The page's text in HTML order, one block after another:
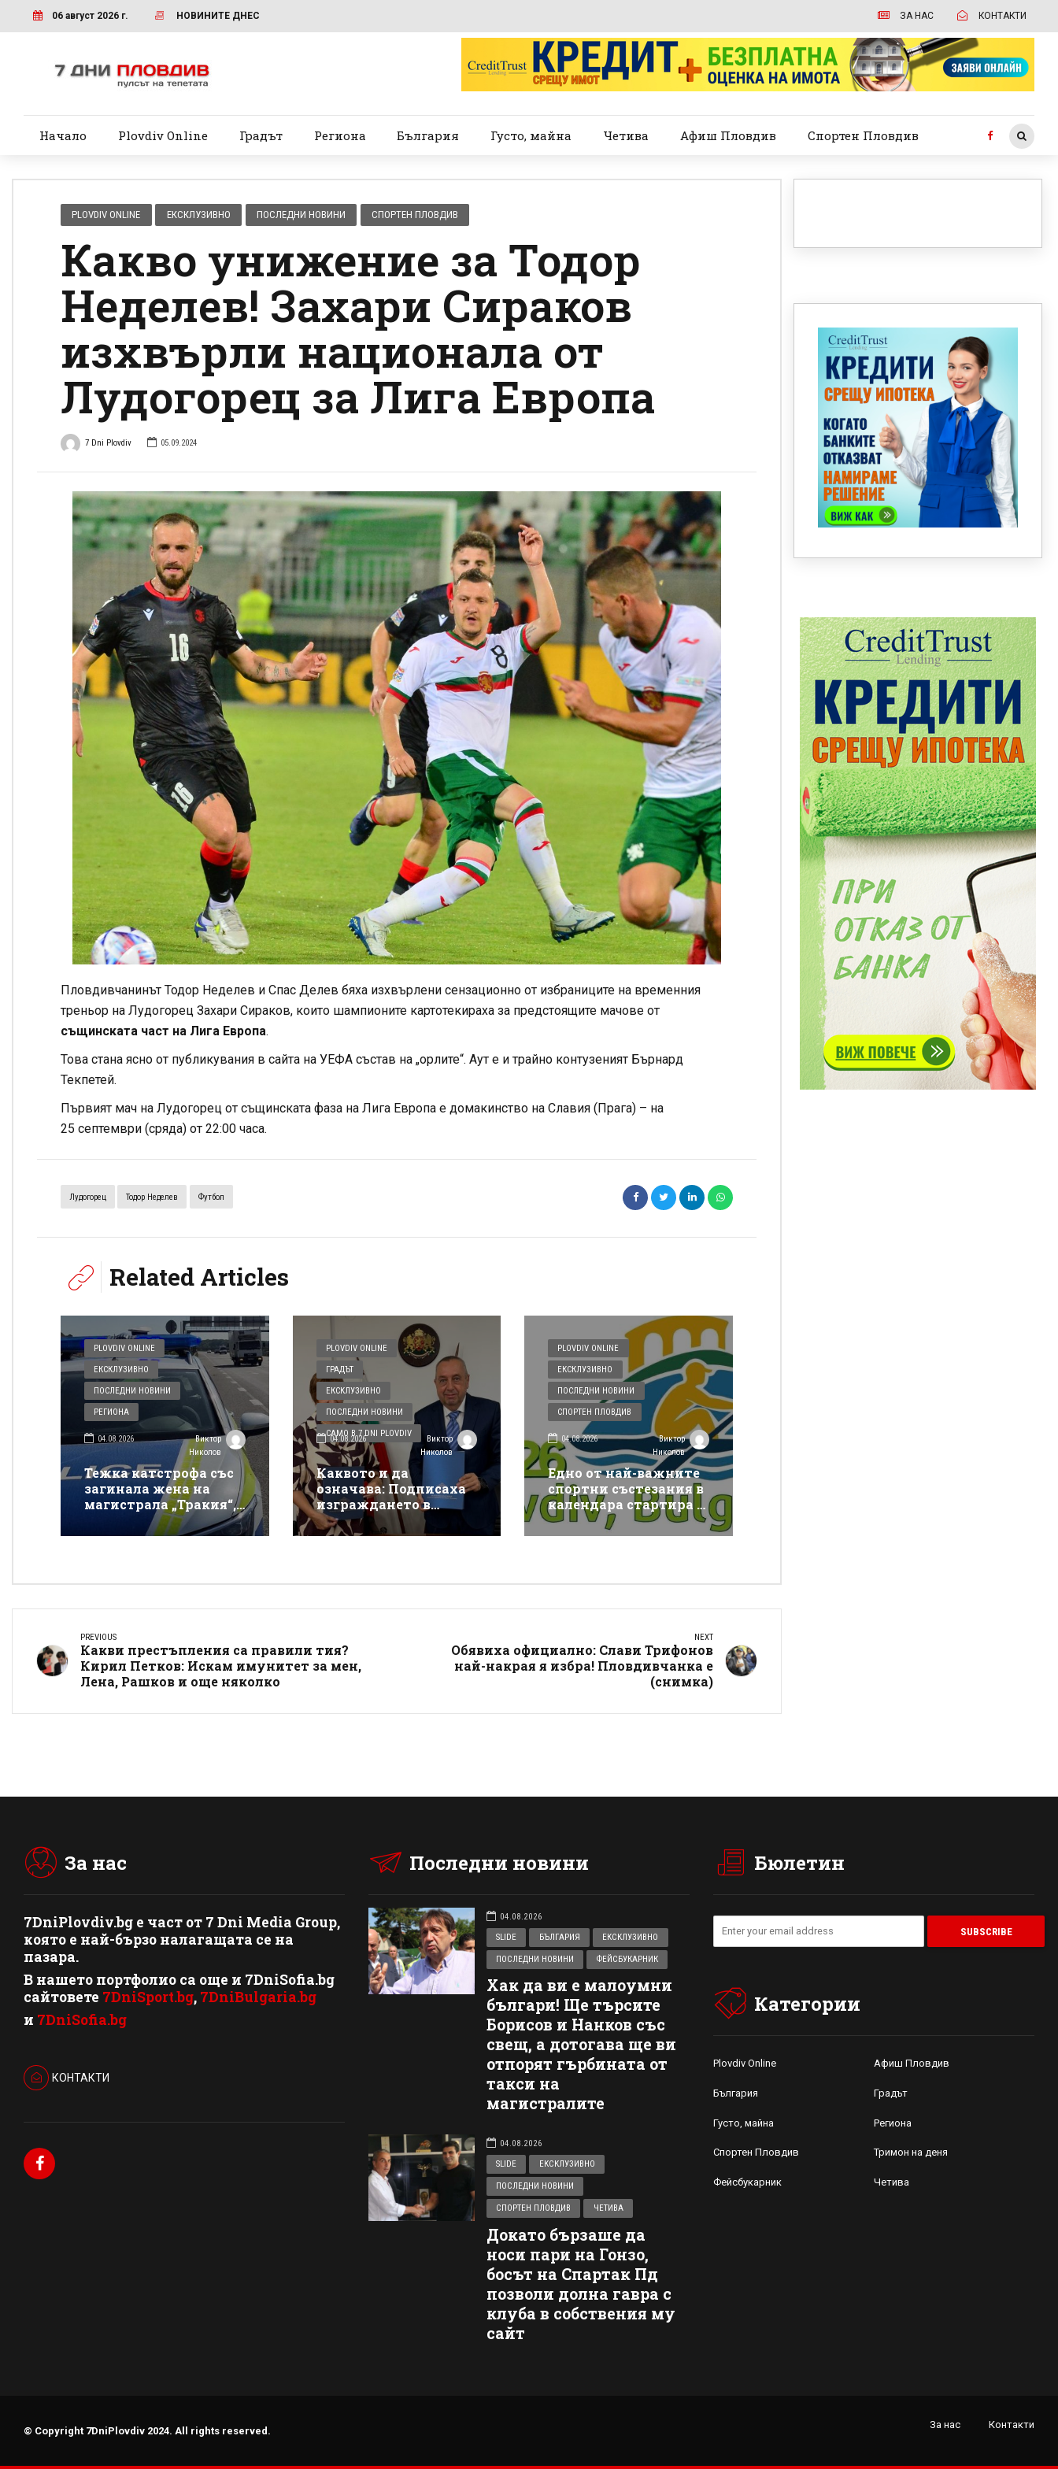
06 август 2026 г. НОВИНИТЕ ДНЕС ЗА НАС КОНТАКТИ
Начало Plovdiv Online Градът Региона България Густо, майна Четива Афиш Пловдив Спортен Пловдив
PLOVDIV ONLINE ЕКСКЛУЗИВНО ПОСЛЕДНИ НОВИНИ СПОРТЕН ПЛОВДИВ
Какво унижение за Тодор
Неделев! Захари Сираков
изхвърли национала от
Лудогорец за Лига Европа
7 Dni Plovdiv 05.09.2024
Пловдивчанинът Тодор Неделев и Спас Делев бяха изхвърлени сензационно от избраниците на временния
треньор на Лудогорец Захари Сираков, които шампионите картотекираха за предстоящите мачове от
същинската част на Лига Европа.
Това стана ясно от публикувания в сайта на УЕФА състав на „орлите“. Аут е и трайно контузеният Бърнард
Текпетей.
Първият мач на Лудогорец от същинската фаза на Лига Европа е домакинство на Славия (Прага) – на
25 септември (сряда) от 22:00 часа.
Лудогорец Тодор Неделев Футбол
Related Articles
PLOVDIV ONLINE
ЕКСКЛУЗИВНО
ПОСЛЕДНИ НОВИНИ
РЕГИОНА
04.08.2026
Виктор
Николов
Тежка катстрофа със
загинала жена на
магистрала „Тракия“,
няма информация за
другите пострадали
PLOVDIV ONLINE
ГРАДЪТ
ЕКСКЛУЗИВНО
ПОСЛЕДНИ НОВИНИ
САМО В 7 DNI PLOVDIV
04.08.2026
Виктор
Николов
Каквото и да
означава: Подписаха
изграждането в
Пловдив на
космически център за
PLOVDIV ONLINE
ЕКСКЛУЗИВНО
ПОСЛЕДНИ НОВИНИ
СПОРТЕН ПЛОВДИВ
04.08.2026
Виктор
Николов
Едно от най-важните
спортни състезания в
календара стартира в
Пловдив, в петък го
открива член на МОК
PREVIOUS
Какви престъпления са правили тия?
Кирил Петков: Искам имунитет за мен,
Лена, Рашков и още няколко
NEXT
Обявиха официално: Слави Трифонов
най-накрая я избра! Пловдивчанка е
(снимка)
За нас
7DniPlovdiv.bg e част от 7 Dni Media Group,
която е най-бързо налагащата се на
пазара.
В нашето портфолио са още и 7DniSofia.bg
сайтовете 7DniSport.bg, 7DniBulgaria.bg
и 7DniSofia.bg
КОНТАКТИ
Последни новини
04.08.2026
SLIDE
БЪЛГАРИЯ ЕКСКЛУЗИВНО
ПОСЛЕДНИ НОВИНИ ФЕЙСБУКАРНИК
Хак да ви е малоумни
българи! Ще търсите
Борисов и Нанков със
свещ, а дотогава ще ви
отпорят гърбината от
такси на
магистралите
04.08.2026
SLIDE
ЕКСКЛУЗИВНО
ПОСЛЕДНИ НОВИНИ
СПОРТЕН ПЛОВДИВ ЧЕТИВА
Докато бързаше да
носи пари на Гонзо,
босът на Спартак Пд
позволи долна гавра с
клуба в собствения му
сайт
Бюлетин
Категории
Plovdiv Online Афиш Пловдив
България Градът
Густо, майна Региона
Спортен Пловдив Тримон на деня
Фейсбукарник Четива
© Copyright 7DniPlovdiv 2024. All rights reserved.
За нас Контакти